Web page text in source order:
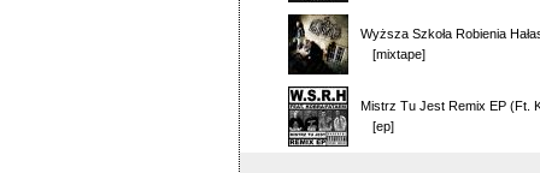
Wyższa Szkoła Robienia
[mixtape]
Mistrz Tu Jest Remix EP (Ft.
[ep]